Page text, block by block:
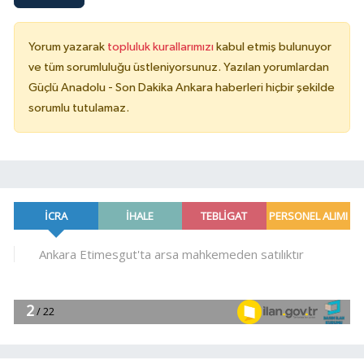
Yorum yazarak topluluk kurallarımızı kabul etmiş bulunuyor
ve tüm sorumluluğu üstleniyorsunuz. Yazılan yorumlardan
Güçlü Anadolu - Son Dakika Ankara haberleri hiçbir şekilde
sorumlu tutulamaz.